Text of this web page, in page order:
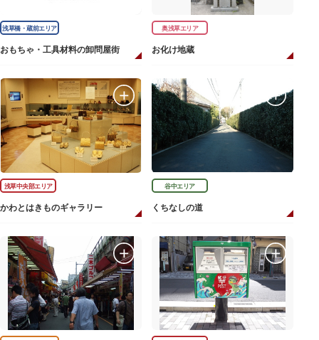
浅草橋・蔵前エリア
おもちゃ・工具材料の卸問屋街
奥浅草エリア
お化け地蔵
浅草中央部エリア
かわとはきものギャラリー
谷中エリア
くちなしの道